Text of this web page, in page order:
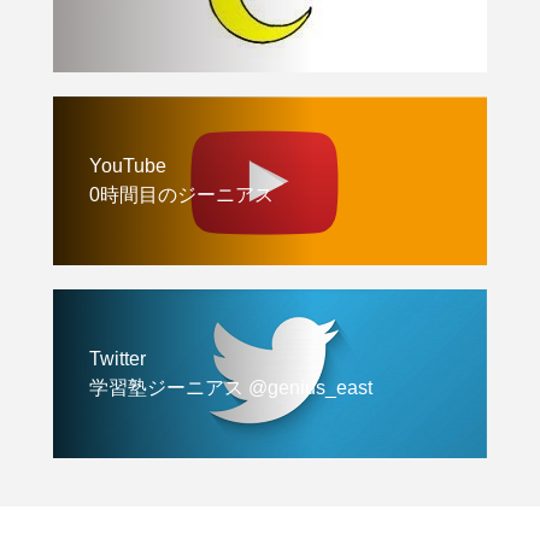
YouTube
0時間目のジーニアス
Twitter
学習塾ジーニアス @genius_east